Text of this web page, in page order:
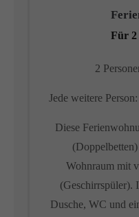
Für 2
2
Jede weitere
Diese
Wohnraum mit
(Geschirrspüler).
Dusche, WC und